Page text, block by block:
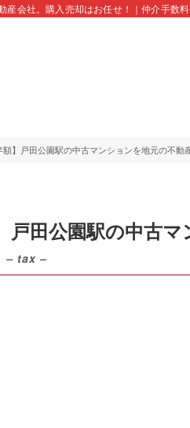
会社。購入売却はお任せ！｜仲介手数
額】戸田公園駅の中古マンションを地元の不動
戸田公園駅の中古
– tax –